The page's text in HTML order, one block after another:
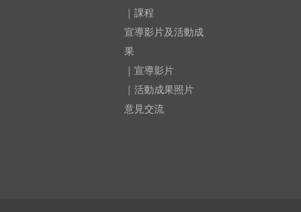
｜課程
宣導影片及活動成
果
｜宣導影片
｜活動成果照片
意見交流